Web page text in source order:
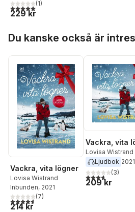
Stefan Holm
Eriksson
5,0utav 5 stjärnor. Totalt antal röster:
(1)
229 kr
Du kanske också är
Vackra, vita lögner
Lovisa Wistrand
Inbunden, 2021
4,6utav 5 stjärnor. Totalt antal röster:
(7)
214 kr
Vackra, vita
Lovisa Wistrand
Ljudbok 2021
3,7utav 5(3)
209 kr